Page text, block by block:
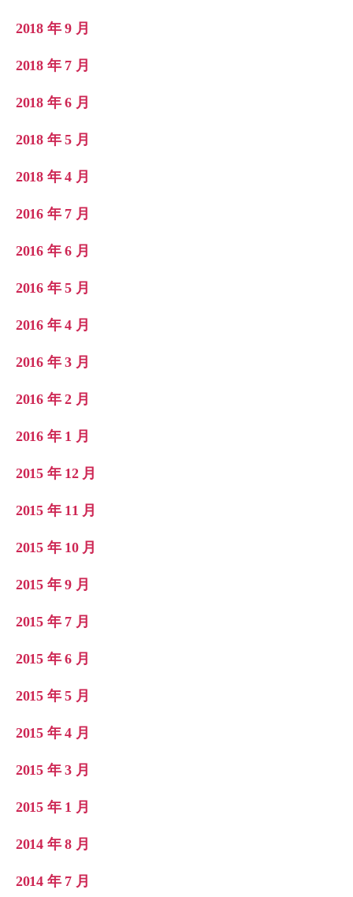
2018 年 9 月
2018 年 7 月
2018 年 6 月
2018 年 5 月
2018 年 4 月
2016 年 7 月
2016 年 6 月
2016 年 5 月
2016 年 4 月
2016 年 3 月
2016 年 2 月
2016 年 1 月
2015 年 12 月
2015 年 11 月
2015 年 10 月
2015 年 9 月
2015 年 7 月
2015 年 6 月
2015 年 5 月
2015 年 4 月
2015 年 3 月
2015 年 1 月
2014 年 8 月
2014 年 7 月